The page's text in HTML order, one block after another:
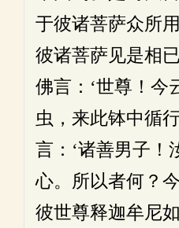
于彼诸菩萨众所
彼诸菩萨见是相
佛言：‘世尊！今
虫，来此钵中循
言：‘诸善男子！
心。所以者何？
彼世尊释迦牟尼